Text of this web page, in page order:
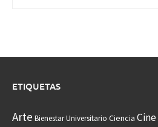
ETIQUETAS
Arte Bienestar Universitario Ciencia Cine